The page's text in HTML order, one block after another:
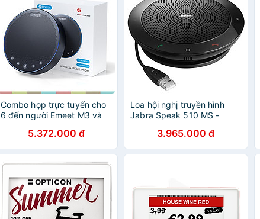
Combo họp trực tuyến cho
6 đến người Emeet M3 và
Hàng chính hãng
5.372.000 đ
Loa hội nghị truyền hình
Jabra Speak 510 MS -
3.965.000 đ